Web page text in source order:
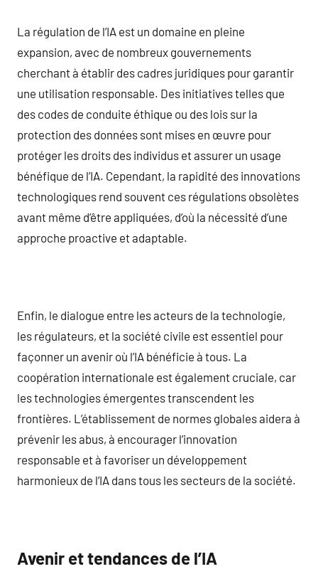
La régulation de l’IA est un domaine en pleine
expansion, avec de nombreux gouvernements
cherchant à établir des cadres juridiques pour garantir
une utilisation responsable. Des initiatives telles que
des codes de conduite éthique ou des lois sur la
protection des données sont mises en œuvre pour
protéger les droits des individus et assurer un usage
bénéfique de l’IA. Cependant, la rapidité des innovations
technologiques rend souvent ces régulations obsolètes
avant même d’être appliquées, d’où la nécessité d’une
approche proactive et adaptable.
Enfin, le dialogue entre les acteurs de la technologie,
les régulateurs, et la société civile est essentiel pour
façonner un avenir où l’IA bénéficie à tous. La
coopération internationale est également cruciale, car
les technologies émergentes transcendent les
frontières. L’établissement de normes globales aidera à
prévenir les abus, à encourager l’innovation
responsable et à favoriser un développement
harmonieux de l’IA dans tous les secteurs de la société.
Avenir et tendances de l’IA